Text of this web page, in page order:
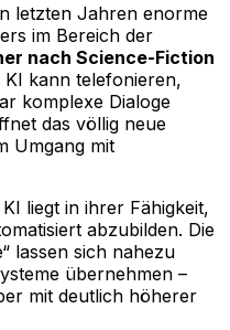
letzten Jahren enorme
im Bereich der
nach Science-Fiction
KI kann telefonieren,
komplexe Dialoge
das völlig neue
Umgang mit
liegt in ihrer Fähigkeit,
abzubilden. Die
lassen sich nahezu
übernehmen –
mit deutlich höherer